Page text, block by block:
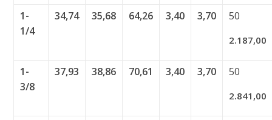
1-
1/4
34,74 35,68 64,26 3,40 3,70 50
2.187,00
1-
3/8
37,93 38,86 70,61 3,40 3,70 50
2.841,00